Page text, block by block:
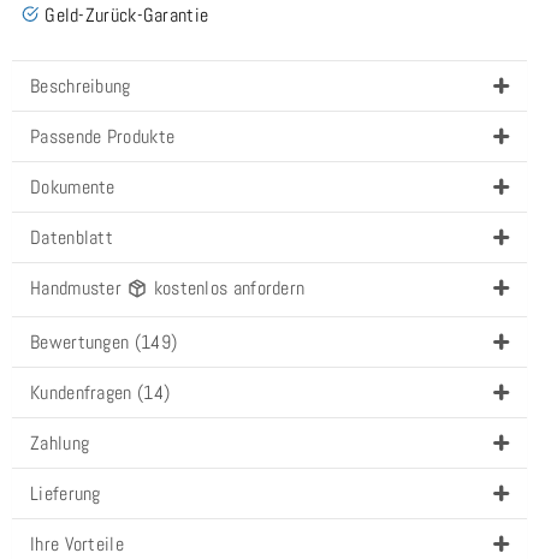
Geld-Zurück-Garantie
Beschreibung
Passende Produkte
Dokumente
Datenblatt
Handmuster kostenlos anfordern
Bewertungen (149)
Kundenfragen (14)
Zahlung
Lieferung
Ihre Vorteile